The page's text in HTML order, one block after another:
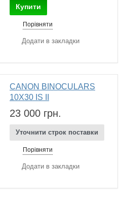
Купити
Порівняти
Додати в закладки
CANON BINOCULARS
10X30 IS II
23 000 грн.
Уточнити строк поставки
Порівняти
Додати в закладки